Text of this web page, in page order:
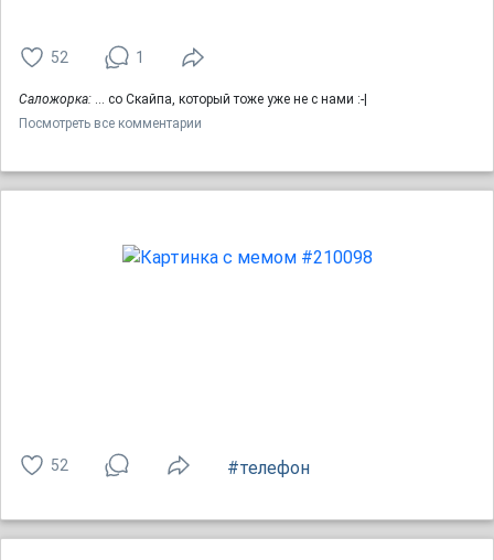
52 1
Саложорка: ... со Скайпа, который тоже уже не с нами :-|
Посмотреть все комментарии
52 #телефон